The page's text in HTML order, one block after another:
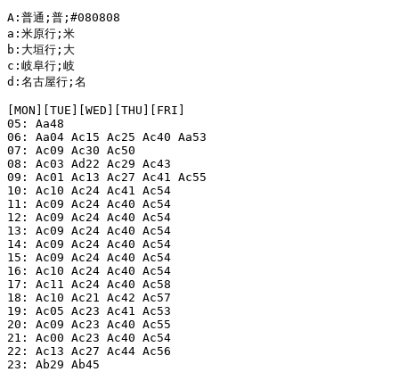
A:普通;普;#080808
a:米原行;米
b:大垣行;大
c:岐阜行;岐
d:名古屋行;名
[MON][TUE][WED][THU][FRI]
05: Aa48
06: Aa04 Ac15 Ac25 Ac40 Aa53
07: Ac09 Ac30 Ac50
08: Ac03 Ad22 Ac29 Ac43
09: Ac01 Ac13 Ac27 Ac41 Ac55
10: Ac10 Ac24 Ac41 Ac54
11: Ac09 Ac24 Ac40 Ac54
12: Ac09 Ac24 Ac40 Ac54
13: Ac09 Ac24 Ac40 Ac54
14: Ac09 Ac24 Ac40 Ac54
15: Ac09 Ac24 Ac40 Ac54
16: Ac10 Ac24 Ac40 Ac54
17: Ac11 Ac24 Ac40 Ac58
18: Ac10 Ac21 Ac42 Ac57
19: Ac05 Ac23 Ac41 Ac53
20: Ac09 Ac23 Ac40 Ac55
21: Ac00 Ac23 Ac40 Ac54
22: Ac13 Ac27 Ac44 Ac56
23: Ab29 Ab45